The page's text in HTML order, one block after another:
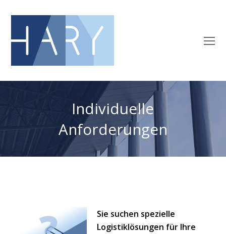
Individuelle
Anforderungen
Sie suchen spezielle
Logistiklösungen für Ihre